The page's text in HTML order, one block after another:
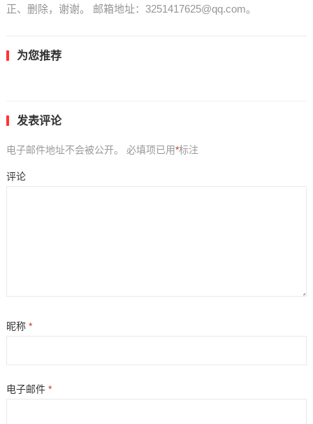
正、删除，谢谢。 邮箱地址：3251417625@qq.com。
为您推荐
发表评论
电子邮件地址不会被公开。 必填项已用*标注
评论
昵称 *
电子邮件 *